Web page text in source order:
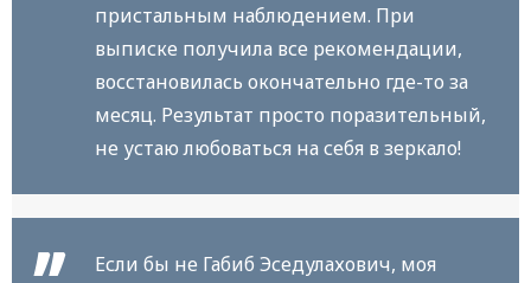
пристальным наблюдением. При
выписке получила все рекомендации,
восстановилась окончательно где-то за
месяц. Результат просто поразительный,
не устаю любоваться на себя в зеркало!
Если бы не Габиб Эседулахович, моя